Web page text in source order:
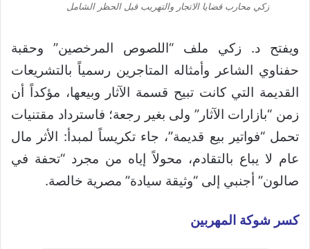
زكي محارب قضايا الاتجار والتهريب قبل الحظر الشامل
ويفتح د. زكي ملف “اللصوص المرخصين” وحقبة
حفناوي الشاعر وأمثاله المتاجرين رسمياً بالتشريعات
القديمة التي كانت تبيح قسمة الآثار وبيعها، مؤكداً أن
زمن “بازارات الآثار” ولى بغير رجعة؛ فاسترداد مقتنيات
تحمل “فواتير بيع قديمة”، جاء تكريساً لمبدأ: الأثر مال
عام لا يباع بالتقادم، محولاً إياه من مجرد “تحفة في
صالون” أجنبي إلى “وثيقة سيادة” مصرية خالصة.
كسر شوكة المهربين